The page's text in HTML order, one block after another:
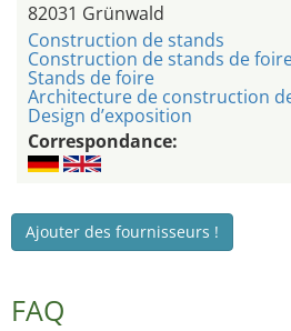
82031 Grünwald
Construction de stands
Construction de stands de
Stands de foire
Architecture de construction
Design d’exposition
Correspondance:
Ajouter des fournisseurs !
FAQ